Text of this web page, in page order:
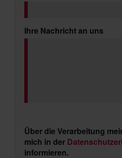
Ihre Nachricht an uns
Über die Verarbeitung
mich in der
informieren.